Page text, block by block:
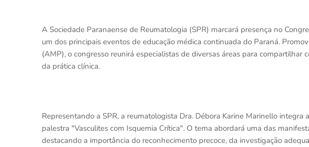
A Sociedade Paranaense de Reumatologia (SPR) marcará presença no
um dos principais eventos de educação médica continuada do Paraná.
(AMP), o congresso reunirá especialistas de diversas áreas para compartilhar
da prática clínica.
Representando a SPR, a reumatologista Dra. Débora Karine Marinello integra
palestra "Vasculites com Isquemia Crítica". O tema abordará uma das
destacando a importância do reconhecimento precoce, da investigação